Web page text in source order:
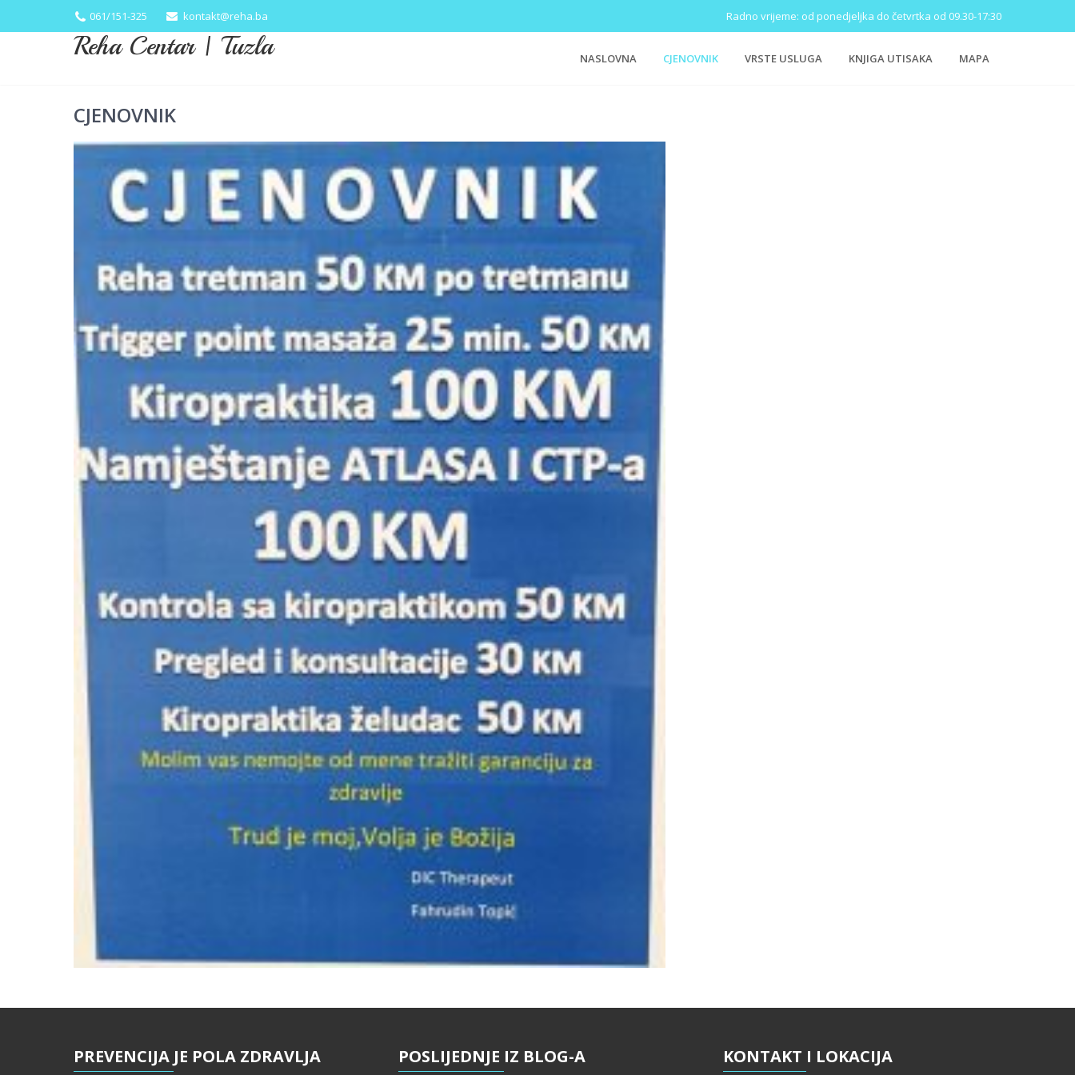
061/151-325 kontakt@reha.ba Radno vrijeme: od ponedjeljka do četvrtka od 09.30-17:30
Reha Centar | Tuzla NASLOVNA CJENOVNIK VRSTE USLUGA KNJIGA UTISAKA MAPA
CJENOVNIK
PREVENCIJA JE POLA ZDRAVLJA POSLIJEDNJE IZ BLOG-A KONTAKT I LOKACIJA